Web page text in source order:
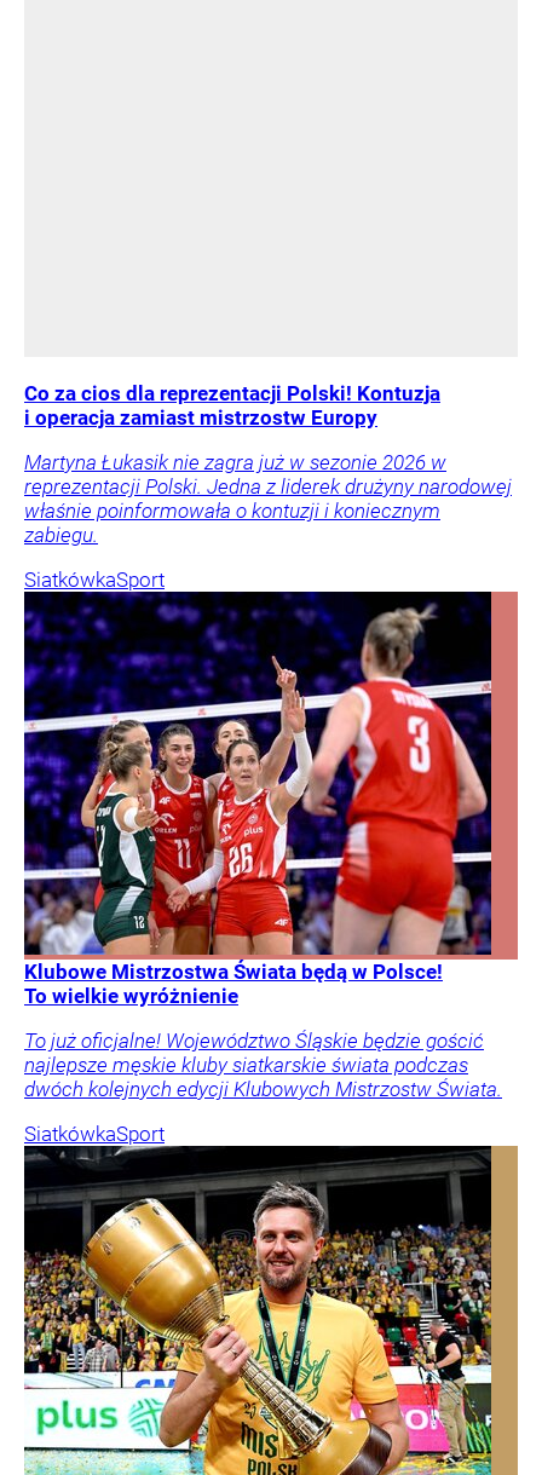
Co za cios dla reprezentacji Polski! Kontuzja
i operacja zamiast mistrzostw Europy
Martyna Łukasik nie zagra już w sezonie 2026 w
reprezentacji Polski. Jedna z liderek drużyny narodowej
właśnie poinformowała o kontuzji i koniecznym
zabiegu.
SiatkówkaSport
Klubowe Mistrzostwa Świata będą w Polsce!
To wielkie wyróżnienie
To już oficjalne! Województwo Śląskie będzie gościć
najlepsze męskie kluby siatkarskie świata podczas
dwóch kolejnych edycji Klubowych Mistrzostw Świata.
SiatkówkaSport